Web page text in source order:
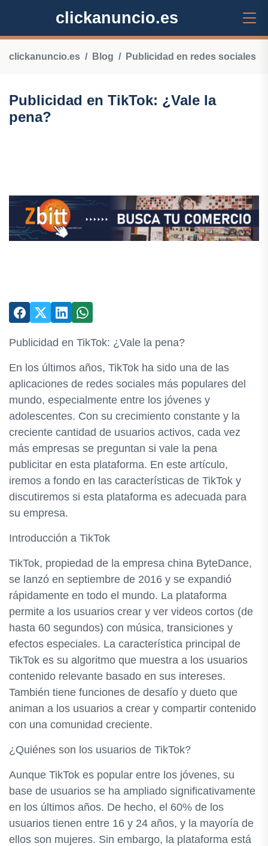
clickanuncio.es
clickanuncio.es Blog Publicidad en redes sociales
Publicidad en TikTok: ¿Vale la
pena?
Publicidad en TikTok: ¿Vale la pena?
En los últimos años, TikTok ha sido una de las
aplicaciones de redes sociales más populares del
mundo, especialmente entre los jóvenes y
adolescentes. Con su crecimiento constante y la
creciente cantidad de usuarios activos, cada vez
más empresas se preguntan si vale la pena
publicitar en esta plataforma. En este artículo,
iremos a fondo en las características de TikTok y
discutiremos si esta plataforma es adecuada para
su empresa.
Introducción a TikTok
TikTok, propiedad de la empresa china ByteDance,
se lanzó en septiembre de 2016 y se expandió
rápidamente en todo el mundo. La plataforma
permite a los usuarios crear y ver videos cortos (de
hasta 60 segundos) con música, transiciones y
efectos especiales. La característica principal de
TikTok es su algoritmo que muestra a los usuarios
contenido relevante basado en sus intereses.
También tiene funciones de desafío y dueto que
animan a los usuarios a crear y compartir contenido
con una comunidad creciente.
¿Quiénes son los usuarios de TikTok?
Aunque TikTok es popular entre los jóvenes, su
base de usuarios se ha ampliado significativamente
en los últimos años. De hecho, el 60% de los
usuarios tienen entre 16 y 24 años, y la mayoría de
ellos son mujeres. Sin embargo, la plataforma está